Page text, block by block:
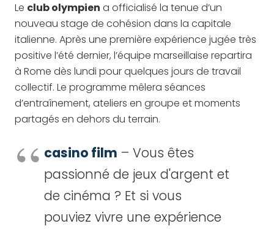
Le club olympien a officialisé la tenue d’un
nouveau stage de cohésion dans la capitale
italienne. Après une première expérience jugée très
positive l’été dernier, l’équipe marseillaise repartira
à Rome dès lundi pour quelques jours de travail
collectif. Le programme mêlera séances
d’entraînement, ateliers en groupe et moments
partagés en dehors du terrain.
casino film – Vous êtes
passionné de jeux d'argent et
de cinéma ? Et si vous
pouviez vivre une expérience